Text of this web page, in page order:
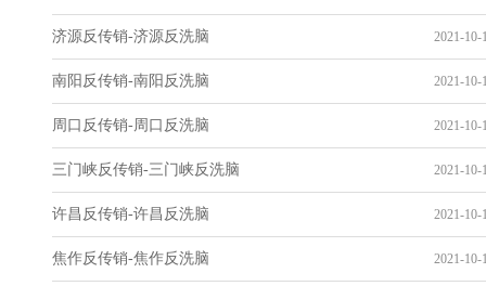
济源反传销-济源反洗脑 2021-10-
南阳反传销-南阳反洗脑 2021-10-
周口反传销-周口反洗脑 2021-10-
三门峡反传销-三门峡反洗脑 2021-10-
许昌反传销-许昌反洗脑 2021-10-
焦作反传销-焦作反洗脑 2021-10-